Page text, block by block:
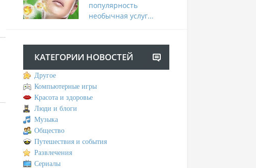
популярность
необычная услуг...
КАТЕГОРИИ НОВОСТЕЙ
Другое
Компьютерные игры
Красота и здоровье
Люди и блоги
Музыка
Общество
Путешествия и события
Развлечения
Сериалы